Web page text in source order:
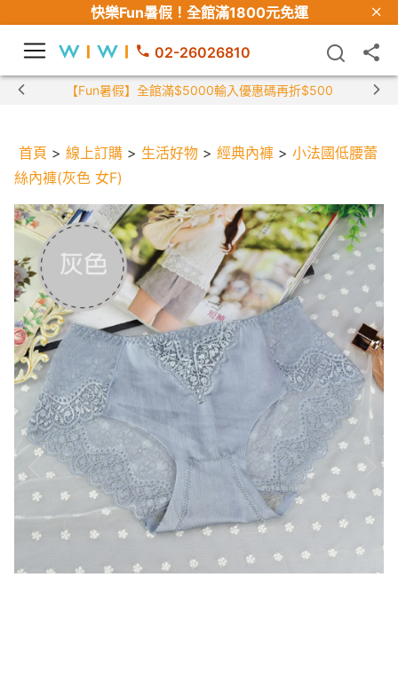
快樂Fun暑假！ 全館滿1800元免運
02-26026810
【Fun暑假】全館滿$5000輸入優惠碼再折$500
首頁 > 線上訂購 > 生活好物 > 經典內褲 > 小法國低腰蕾
絲內褲(灰色 女F)